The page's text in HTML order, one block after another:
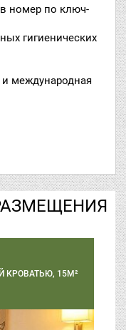
номер по ключ-
гигиенических
международная
15М²